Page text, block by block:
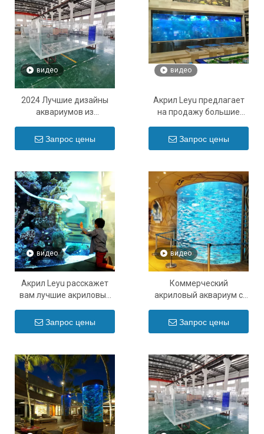
видео
2024 Лучшие дизайны
аквариумов из
Запрос цены
видео
Акрил Leyu предлагает
на продажу большие
аквариумные аквариумы
Запрос цены
видео
Акрил Leyu расскажет
вам лучшие акриловые
пресноводных
Запрос цены
видео
Коммерческий
акриловый аквариум с
руководство - Leyu
Запрос цены